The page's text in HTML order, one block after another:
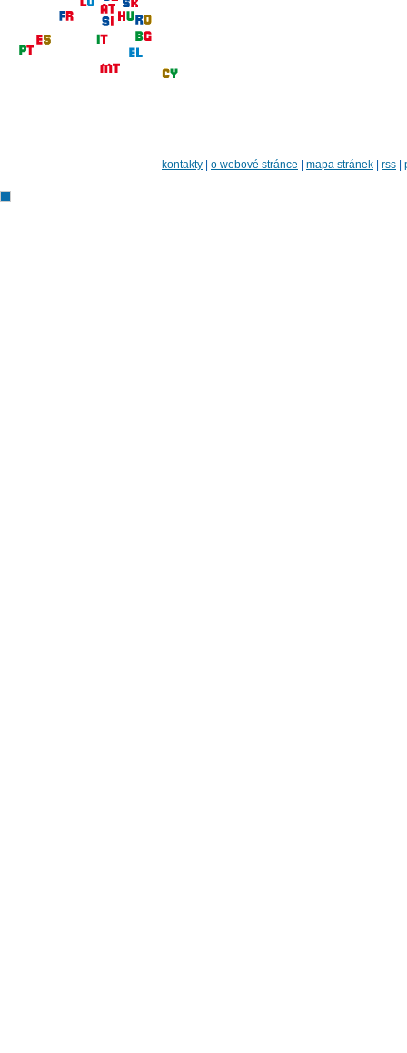
kontakty o webové stránce mapa stránek rss